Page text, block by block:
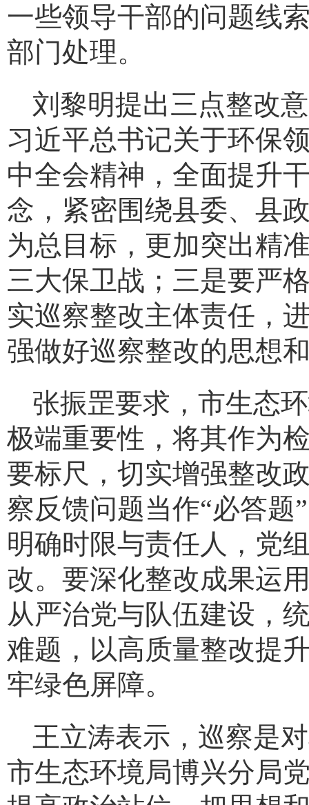
一些领导干部的问题线
部门处理。
刘黎明提出三点整改
习近平总书记关于环保
中全会精神 ，全面提升
念，紧密围绕县委、县
为总目标，更加突出精
三大保卫战；三是要严
实巡察整改主体责任，
强做好巡察整改的思想
张振罡要求，市生态
极端重要性，将其作为
要标尺，切实增强整改
察反馈问题当作“必答
明确时限与责任人，党
改。要深化整改成果运
从严治党与队伍建设，
难题，以高质量整改提
牢绿色屏障。
王立涛表示，巡察是
市生态环境局博兴分局